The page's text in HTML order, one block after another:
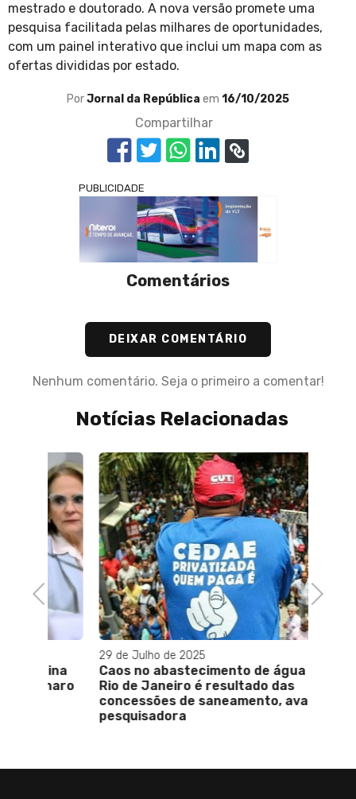
mestrado e doutorado. A nova versão promete uma
pesquisa facilitada pelas milhares de oportunidades,
com um painel interativo que inclui um mapa com as
ofertas divididas por estado.
PorJornal da República em 16/10/2025
Compartilhar
PUBLICIDADE
Comentários
DEIXAR COMENTÁRIO
Nenhum comentário. Seja o primeiro a comentar!
Notícias Relacionadas
Previous
29 de Julho de 2025
Caos no abastecimento de água no
Rio de Janeiro é resultado das
concessões de saneamento, avalia
pesquisadora
Next